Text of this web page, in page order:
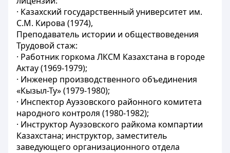
· Казахский государственный университет им.
С.М. Кирова (1974),
Преподаватель истории и обществоведения
Трудовой стаж:
· Работник горкома ЛКСМ Казахстана в городе
Актау (1969-1979);
· Инженер производственного объединения
«Кызыл-Ту» (1979-1980);
· Инспектор Ауэзовского районного комитета
народного контроля (1980-1982);
· Инструктор Ауэзовского райкома компартии
Казахстана; инструктор, заместитель
заведующего организационного отдела